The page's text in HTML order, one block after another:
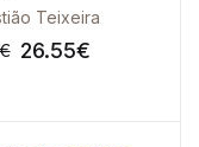
Teixeira
26.55€